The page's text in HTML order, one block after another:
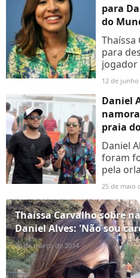
para
do
Thaíssa
para
jogador
Seleção
feira
12 de junho
Daniel
praia
Daniel
foram
pela
Zona
tarde
que
25 de maio
Thaíssa Carvalho sobre
Daniel Alves: 'Não sou
26 de março de 2014